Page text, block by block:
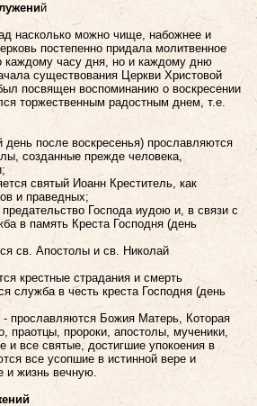
й
насколько можно чище, набожнее и
постепенно придала молитвенное
каждому часу дня, но и каждому дню
существования Церкви Христовой
посвящен воспоминанию о воскресении
торжественным радостным днем, т.е.
после воскресенья) прославляются
созданные прежде человека,
святый Иоанн Креститель, как
и праведных;
Господа иудою и, в связи с
в память Креста Господня (день
св. Апостолы и св. Николай
крестные страдания и смерть
служба в честь креста Господня (день
прославляются Божия Матерь, Которая
праотцы, пророки, апостолы, мученики,
и все святые, достигшие упокоения в
все усопшие в истинной вере и
и жизнь вечную.